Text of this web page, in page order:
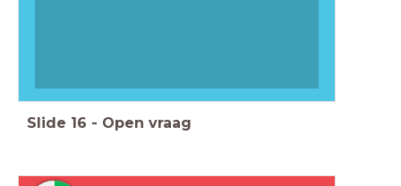
Slide 16 - Open vraag